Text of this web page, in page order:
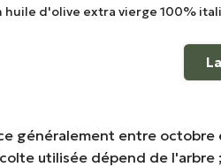
huile d'olive extra vierge 100%
généralement entre
utilisée dépend de